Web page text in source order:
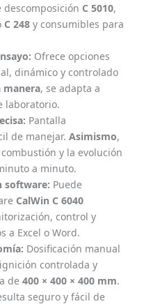
C 5010,
C 248 y consumibles para
Ofrece opciones
dinámico y controlado
manera, se adapta a
laboratorio.
Pantalla
de manejar. Asimismo,
y la evolución
a minuto.
software: Puede
CalWin C 6040
control y
a Excel o Word.
Dosificación manual
controlada y
de 400 × 400 × 400 mm.
seguro y fácil de